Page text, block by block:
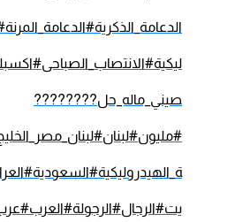
الدعامة_الذكرية#الدعامة_المرنة
ليكية#الانتصاب_الصباحى
صيني_ماله_حل????????
#مليون#لبنان
ة_الهيدروليكية#السعودية
يت#الرجال#الرجولة#العرب